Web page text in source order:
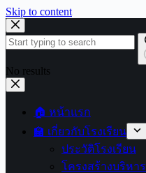
Skip to content
No results
🏠 หน้าแรก
🏫 เกี่ยวกับโรงเรียน
ประวัติโรงเรียน
โครงสร้างบริหาร